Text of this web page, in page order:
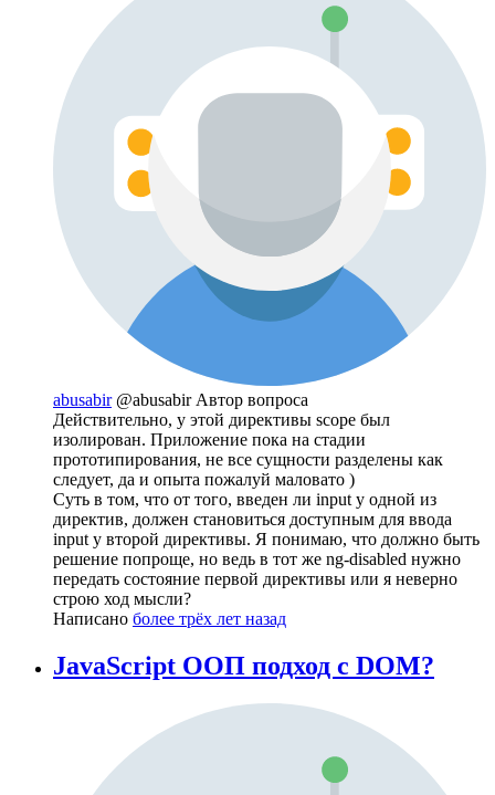
abusabir @abusabir Автор вопроса
Действительно, у этой директивы scope был
изолирован. Приложение пока на стадии
прототипирования, не все сущности разделены как
следует, да и опыта пожалуй маловато )
Суть в том, что от того, введен ли input у одной из
директив, должен становиться доступным для ввода
input у второй директивы. Я понимаю, что должно быть
решение попроще, но ведь в тот же ng-disabled нужно
передать состояние первой директивы или я неверно
строю ход мысли?
Написано более трёх лет назад
JavaScript ООП подход с DOM?